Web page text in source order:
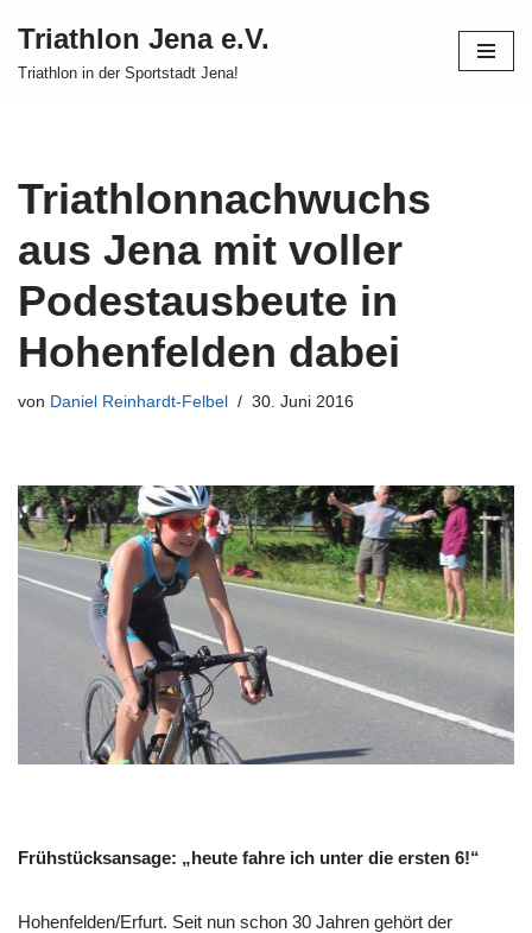
Zum
Triathlon Jena e.V.
Triathlon in der Sportstadt Jena!
Triathlonnachwuchs
aus Jena mit voller
Podestausbeute in
Hohenfelden dabei
von Daniel Reinhardt-Felbel 30. Juni 2016
Frühstücksansage: „heute fahre ich unter die ersten 6!“
Hohenfelden/Erfurt. Seit nun schon 30 Jahren gehört der